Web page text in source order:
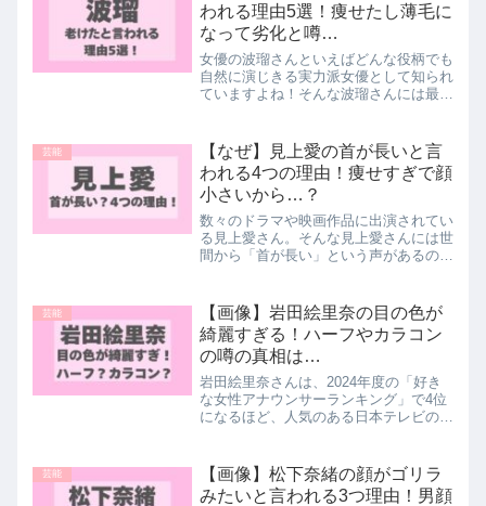
われる理由5選！痩せたし薄毛に
なって劣化と噂…
女優の波瑠さんといえばどんな役柄でも
自然に演じきる実力派女優として知られ
ていますよね！そんな波瑠さんには最近
劣化の原因になっているという噂も...そ
こで今回は波瑠さんが...
芸能
【なぜ】見上愛の首が長いと言
われる4つの理由！痩せすぎで顔
小さいから…？
数々のドラマや映画作品に出演されてい
る見上愛さん。そんな見上愛さんには世
間から「首が長い」という声があるのを
見上愛さんが「首が長い」と言われる理
由4つをご紹介します...
芸能
【画像】岩田絵里奈の目の色が
綺麗すぎる！ハーフやカラコン
の噂の真相は…
岩田絵里奈さんは、2024年度の「好き
な女性アナウンサーランキング」で4位
になるほど、人気のある日本テレビのア
れていますが、その中でも注目なのが
「目の色が綺麗」という世間の...
芸能
【画像】松下奈緒の顔がゴリラ
みたいと言われる3つ理由！男顔